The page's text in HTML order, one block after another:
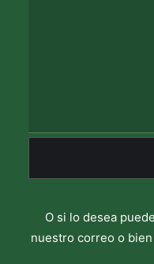
O si lo desea
nuestro correo o